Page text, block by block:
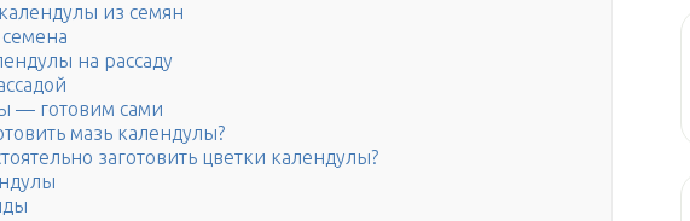
из семян
семена
на рассаду
— готовим сами
мазь календулы?
заготовить цветки календулы?